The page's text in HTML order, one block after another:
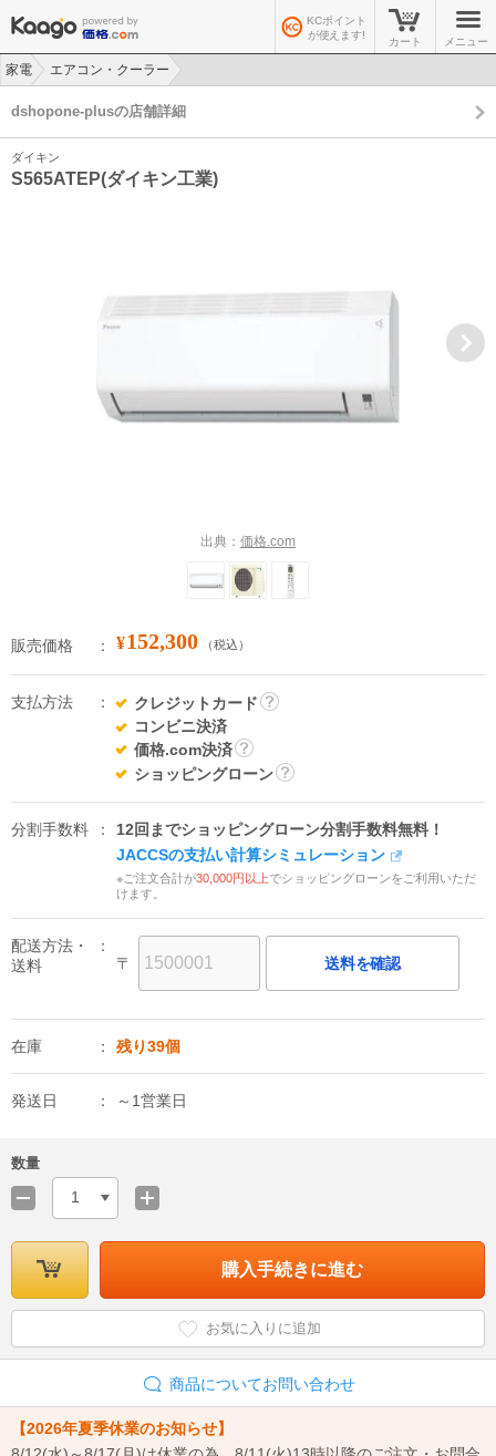
KCポイント
が使えます!
カート メニュー
家電
エアコン・クーラー
dshopone-plusの店舗詳細
ダイキン
S565ATEP(ダイキン工業)
出典： 価格.com
販売価格 ¥152,300 （税込）
支払方法
クレジットカード
コンビニ決済
価格.com決済
詳
ショッピングローン
分割手数料
12回までショッピングローン分割手数料無料！
JACCSの支払い計算シミュレーション
※ご注文合計が30,000円以上でショッピングローンをご利用いただ
けます。
配送方法・
送料
〒 送料を確認
在庫 残り39個
発送日 ～1営業日
数量
1
購入手続きに進む
お気に入りに追加
商品についてお問い合わせ
【2026年夏季休業のお知らせ】